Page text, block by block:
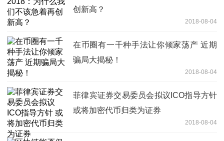
创新高？
2018-08-04
在币圈有一千种手法让你倾家荡产 近期
骗局大揭秘！
2018-08-04
菲律宾证券交易委员会拟议ICO指导方针
或将加密代币归类为证券
2018-08-04